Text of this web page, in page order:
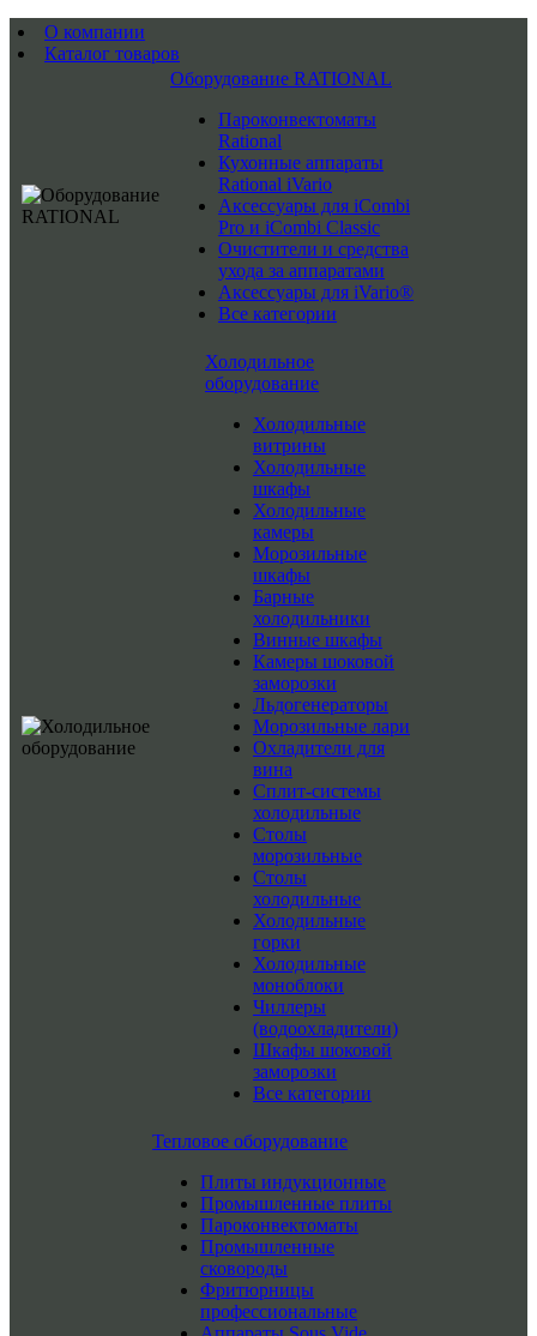
О компании
Каталог товаров
Оборудование RATIONAL
Пароконвектоматы
Rational
Кухонные аппараты
Rational iVario
Аксессуары для iCombi
Pro и iCombi Classic
Очистители и средства
ухода за аппаратами
Аксессуары для iVario®
Все категории
Холодильное
оборудование
Холодильные
витрины
Холодильные
шкафы
Холодильные
камеры
Морозильные
шкафы
Барные
холодильники
Винные шкафы
Камеры шоковой
заморозки
Льдогенераторы
Морозильные лари
Охладители для
вина
Сплит-системы
холодильные
Столы
морозильные
Столы
холодильные
Холодильные
горки
Холодильные
моноблоки
Чиллеры
(водоохладители)
Шкафы шоковой
заморозки
Все категории
Тепловое оборудование
Плиты индукционные
Промышленные плиты
Пароконвектоматы
Промышленные
сковороды
Фритюрницы
профессиональные